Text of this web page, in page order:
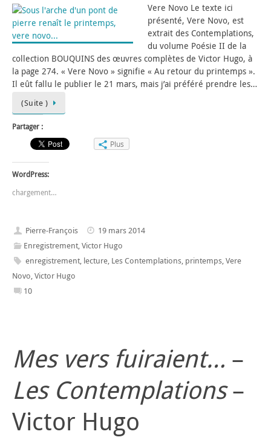
Vere Novo Le texte ici
présenté, Vere Novo, est
extrait des Contemplations,
du volume Poésie II de la
collection BOUQUINS des œuvres complètes de Victor Hugo, à
la page 274. « Vere Novo » signifie « Au retour du printemps ».
Il eût fallu le publier le 21 mars, mais j’ai préféré prendre les…
(Suite )
Partager :
Plus
WordPress:
chargement…
Pierre-François
19 mars 2014
Enregistrement,Victor Hugo
enregistrement, lecture, Les Contemplations, printemps,Vere
Novo,Victor Hugo
10
Mes vers fuiraient… –
Les Contemplations–
Victor Hugo